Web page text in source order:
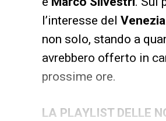
l’interesse del Venezia
non solo, stando a
avrebbero offerto in
prossime ore.
LA PLAYLIST DELLE